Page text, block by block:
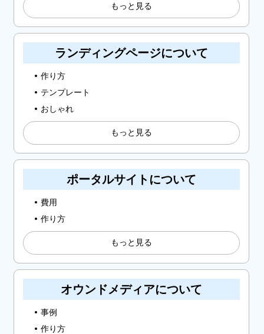
もっと見る
ランディングページについて
作り方
テンプレート
おしゃれ
もっと見る
ポータルサイトについて
費用
作り方
もっと見る
オウンドメディアについて
事例
作り方